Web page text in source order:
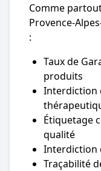
Comme
Provence-
:
Taux de
produits
Interdiction
Étiquetage
qualité
Interdiction
Traçabilité